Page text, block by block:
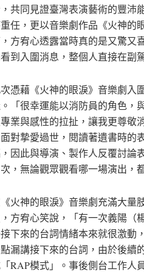
共同見證臺灣表演藝術的豐沛
任，更以音樂劇作品《火神的
方宥心透露當時真的是又驚又
到入圍消息，整個人直接在副
憑藉《火神的眼淚》音樂劇入
「很幸運能以消防員的角色，
業與感性的拉扯，讓我更尊敬
對摯愛過世，閱讀著遺書時的
因此與導演、製作人反覆討論
，無論觀眾觀看哪一場演出，
火神的眼淚》音樂劇充滿大量
方宥心笑說，「有一次義陽（
下來的台詞情緒本來就很激動
漏講接下來的台詞，由於後續
RAP模式」。事後側台工作人